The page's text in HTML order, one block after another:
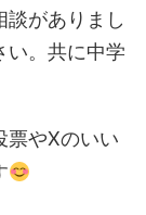
がありまし
い。共に中学
票やXのいい